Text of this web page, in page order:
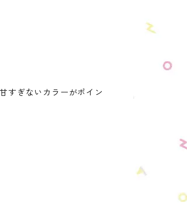
すぎないカラーがポイン